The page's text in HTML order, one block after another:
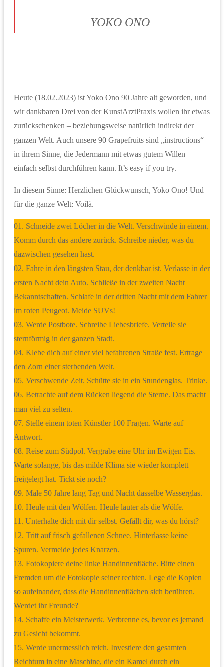
YOKO ONO
Heute (18.02.2023) ist Yoko Ono 90 Jahre alt geworden, und
wir dankbaren Drei von der KunstArztPraxis wollen ihr etwas
zurückschenken – beziehungsweise natürlich indirekt der
ganzen Welt. Auch unsere 90 Grapefruits sind „instructions“
in ihrem Sinne, die Jedermann mit etwas gutem Willen
einfach selbst durchführen kann. It’s easy if you try.
In diesem Sinne: Herzlichen Glückwunsch, Yoko Ono! Und
für die ganze Welt: Voilà.
01. Schneide zwei Löcher in die Welt. Verschwinde in einem.
Komm durch das andere zurück. Schreibe nieder, was du
dazwischen gesehen hast.
02. Fahre in den längsten Stau, der denkbar ist. Verlasse in der
ersten Nacht dein Auto. Schließe in der zweiten Nacht
Bekanntschaften. Schlafe in der dritten Nacht mit dem Fahrer
im roten Peugeot. Meide SUVs!
03. Werde Postbote. Schreibe Liebesbriefe. Verteile sie
sternförmig in der ganzen Stadt.
04. Klebe dich auf einer viel befahrenen Straße fest. Ertrage
den Zorn einer sterbenden Welt.
05. Verschwende Zeit. Schütte sie in ein Stundenglas. Trinke.
06. Betrachte auf dem Rücken liegend die Sterne. Das macht
man viel zu selten.
07. Stelle einem toten Künstler 100 Fragen. Warte auf
Antwort.
08. Reise zum Südpol. Vergrabe eine Uhr im Ewigen Eis.
Warte solange, bis das milde Klima sie wieder komplett
freigelegt hat. Tickt sie noch?
09. Male 50 Jahre lang Tag und Nacht dasselbe Wasserglas.
10. Heule mit den Wölfen. Heule lauter als die Wölfe.
11. Unterhalte dich mit dir selbst. Gefällt dir, was du hörst?
12. Tritt auf frisch gefallenen Schnee. Hinterlasse keine
Spuren. Vermeide jedes Knarzen.
13. Fotokopiere deine linke Handinnenfläche. Bitte einen
Fremden um die Fotokopie seiner rechten. Lege die Kopien
so aufeinander, dass die Handinnenflächen sich berühren.
Werdet ihr Freunde?
14. Schaffe ein Meisterwerk. Verbrenne es, bevor es jemand
zu Gesicht bekommt.
15. Werde unermesslich reich. Investiere den gesamten
Reichtum in eine Maschine, die ein Kamel durch ein